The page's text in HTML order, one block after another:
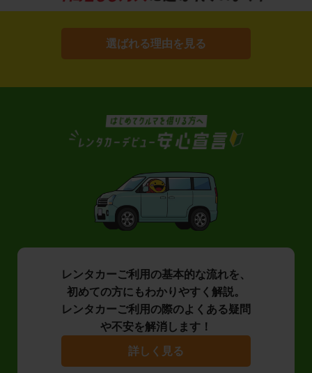
選ばれる理由を見る
レンタカーご利用の基本的な流れを、
初めての方にもわかりやすく解説。
レンタカーご利用の際のよくある疑問
や不安を解消します！
詳しく見る